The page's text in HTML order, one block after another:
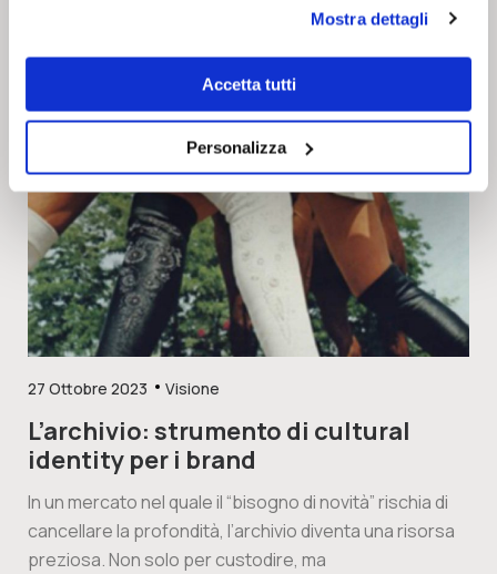
Mostra dettagli
Accetta tutti
Personalizza
27 Ottobre 2023 Visione
L’archivio: strumento di cultural
identity per i brand
In un mercato nel quale il “bisogno di novità” rischia di
cancellare la profondità, l’archivio diventa una risorsa
preziosa. Non solo per custodire, ma